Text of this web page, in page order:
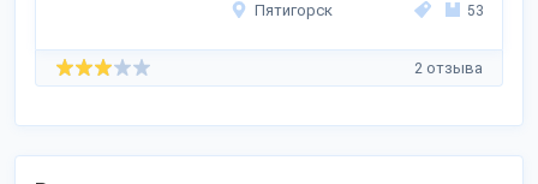
Пятигорск 53
2 отзыва